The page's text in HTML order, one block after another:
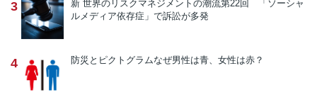
3 新 世界のリスクマネジメントの潮流第22回 「ソーシャ
ルメディア依存症」で訴訟が多発
4 防災とピクトグラムなぜ男性は青、女性は赤？